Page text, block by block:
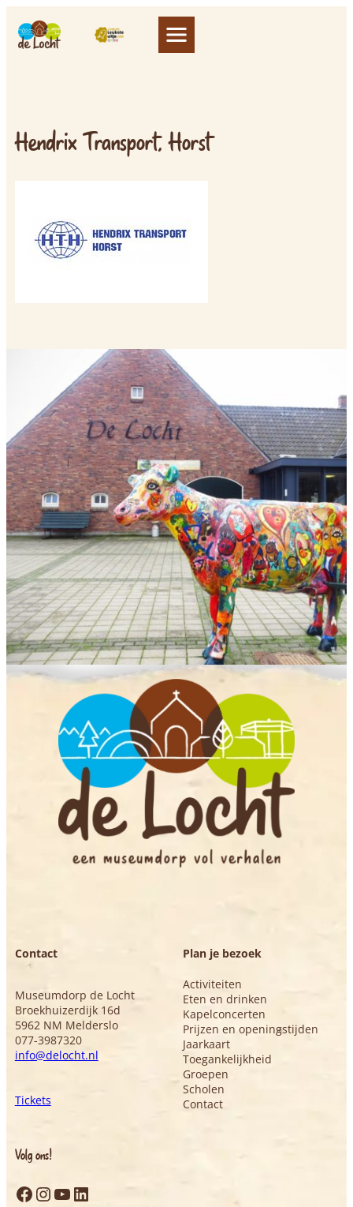
Hendrix Transport, Horst
Contact
Museumdorp de Locht
Broekhuizerdijk 16d
5962 NM Melderslo
077-3987320
info@delocht.nl
Tickets
Volg ons!
Facebook
Instagram
YouTube
LinkedIn
Plan je bezoek
Activiteiten
Eten en drinken
Kapelconcerten
Prijzen en openingstijden
Jaarkaart
Toegankelijkheid
Groepen
Scholen
Contact